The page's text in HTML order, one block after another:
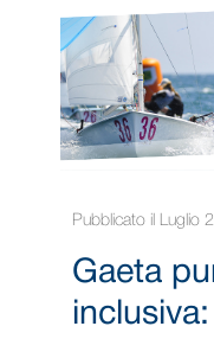
Pubblicato il Luglio
Gaeta